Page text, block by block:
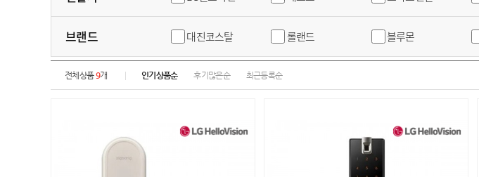
브랜드 대진코스탈 롤랜드 블루몬
전체상품9개 인기상품순 후기많은순 최근등록순